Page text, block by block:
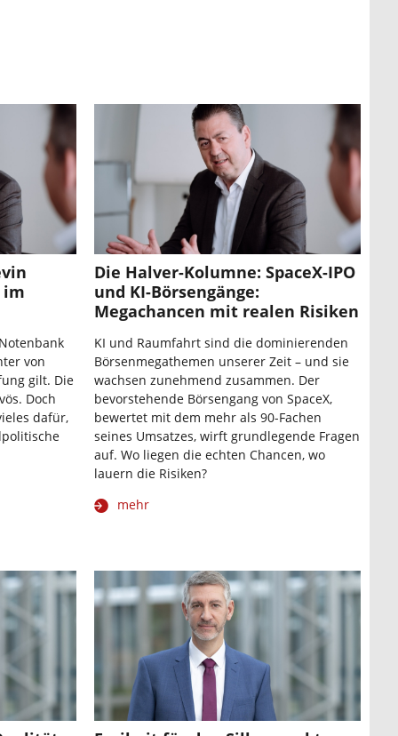
im
von
gilt. Die
Doch
dafür,
Die Halver-Kolumne: SpaceX-IPO
und KI-Börsengänge:
Megachancen mit realen Risiken
KI und Raumfahrt sind die dominierenden
Börsenmegathemen unserer Zeit – und sie
wachsen zunehmend zusammen. Der
bevorstehende Börsengang von SpaceX,
bewertet mit dem mehr als 90-Fachen
seines Umsatzes, wirft grundlegende Fragen
auf. Wo liegen die echten Chancen, wo
lauern die Risiken?
mehr